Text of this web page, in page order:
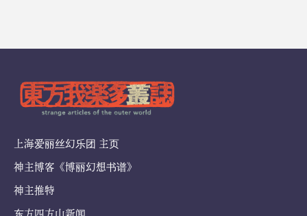
上海爱丽丝幻乐团 主页
神主博客《博丽幻想书谱》
神主推特